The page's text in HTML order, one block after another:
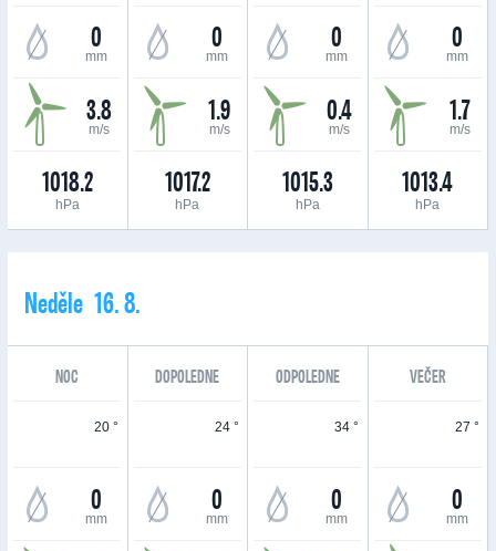
0
mm
3.8
m/s
1018.2
hPa
0
mm
1.9
m/s
1017.2
hPa
0
mm
0.4
m/s
1015.3
hPa
0
mm
1.7
m/s
1013.4
hPa
Neděle 16. 8.
NOC DOPOLEDNE ODPOLEDNE VEČER
20 °
0
mm
24 °
0
mm
34 °
0
mm
27 °
0
mm